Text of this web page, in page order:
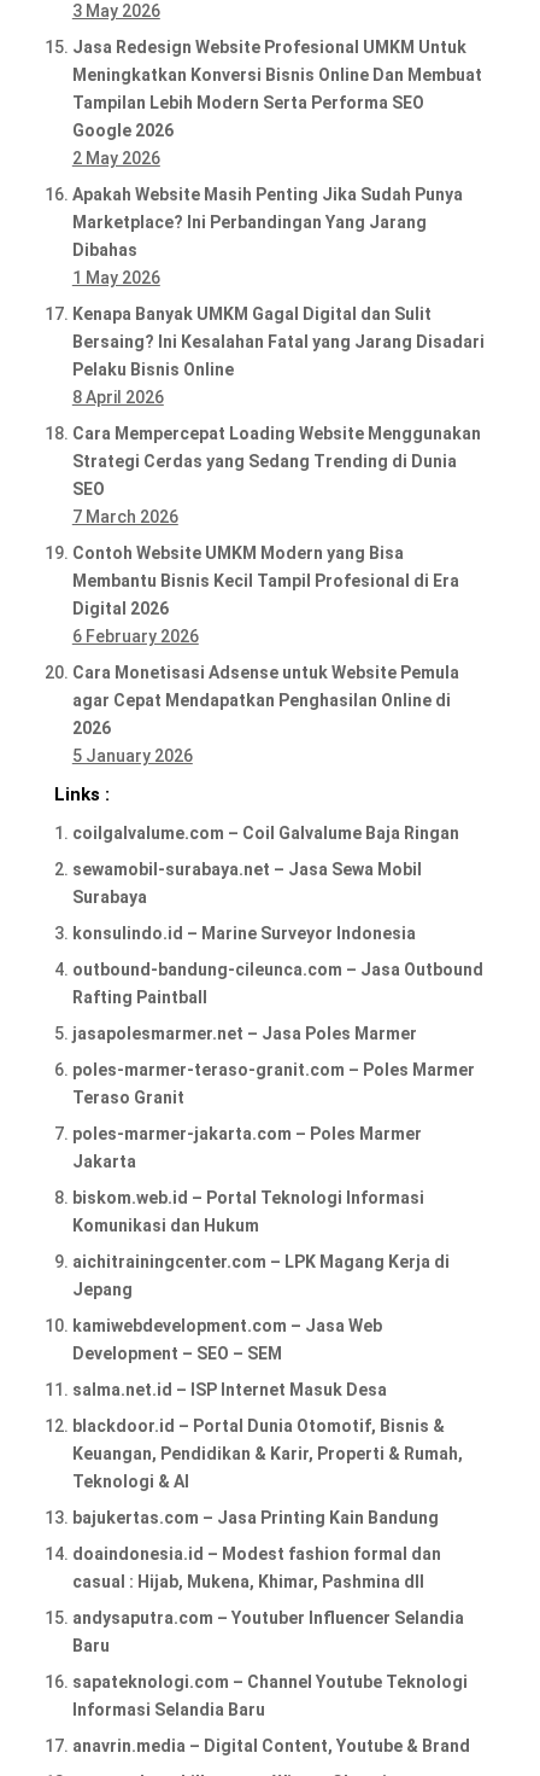
3 May 2026
Jasa Redesign Website Profesional UMKM Untuk
Meningkatkan Konversi Bisnis Online Dan Membuat
Tampilan Lebih Modern Serta Performa SEO
Google 2026
2 May 2026
Apakah Website Masih Penting Jika Sudah Punya
Marketplace? Ini Perbandingan Yang Jarang
Dibahas
1 May 2026
Kenapa Banyak UMKM Gagal Digital dan Sulit
Bersaing? Ini Kesalahan Fatal yang Jarang Disadari
Pelaku Bisnis Online
8 April 2026
Cara Mempercepat Loading Website Menggunakan
Strategi Cerdas yang Sedang Trending di Dunia
SEO
7 March 2026
Contoh Website UMKM Modern yang Bisa
Membantu Bisnis Kecil Tampil Profesional di Era
Digital 2026
6 February 2026
Cara Monetisasi Adsense untuk Website Pemula
agar Cepat Mendapatkan Penghasilan Online di
2026
5 January 2026
Links :
coilgalvalume.com – Coil Galvalume Baja Ringan
sewamobil-surabaya.net – Jasa Sewa Mobil
Surabaya
konsulindo.id – Marine Surveyor Indonesia
outbound-bandung-cileunca.com – Jasa Outbound
Rafting Paintball
jasapolesmarmer.net – Jasa Poles Marmer
poles-marmer-teraso-granit.com – Poles Marmer
Teraso Granit
poles-marmer-jakarta.com – Poles Marmer
Jakarta
biskom.web.id – Portal Teknologi Informasi
Komunikasi dan Hukum
aichitrainingcenter.com – LPK Magang Kerja di
Jepang
kamiwebdevelopment.com – Jasa Web
Development – SEO – SEM
salma.net.id – ISP Internet Masuk Desa
blackdoor.id – Portal Dunia Otomotif, Bisnis &
Keuangan, Pendidikan & Karir, Properti & Rumah,
Teknologi & AI
bajukertas.com – Jasa Printing Kain Bandung
doaindonesia.id – Modest fashion formal dan
casual : Hijab, Mukena, Khimar, Pashmina dll
andysaputra.com – Youtuber Influencer Selandia
Baru
sapateknologi.com – Channel Youtube Teknologi
Informasi Selandia Baru
anavrin.media – Digital Content, Youtube & Brand